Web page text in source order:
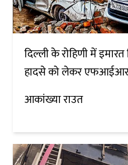
दिल्ली के रोहिणी में
हादसे को लेकर एफआईआर
आकांख्या राउत